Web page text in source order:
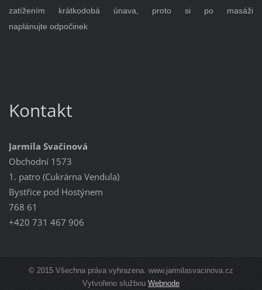
zatížením krátkodobá únava, proto si po masáži
naplánujte odpočinek
Kontakt
Jarmila Svačinová
Obchodní 1573
1. patro (Cukrárna Vendula)
Bystřice pod Hostýnem
768 61
+420 731 467 906
© 2015 Všechna práva vyhrazena. www.jarmilasvacinova.cz
Vytvořeno službou Webnode